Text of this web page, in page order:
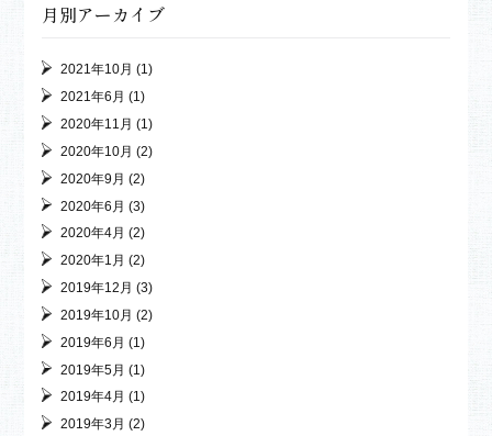
月別アーカイブ
2021年10月 (1)
2021年6月 (1)
2020年11月 (1)
2020年10月 (2)
2020年9月 (2)
2020年6月 (3)
2020年4月 (2)
2020年1月 (2)
2019年12月 (3)
2019年10月 (2)
2019年6月 (1)
2019年5月 (1)
2019年4月 (1)
2019年3月 (2)